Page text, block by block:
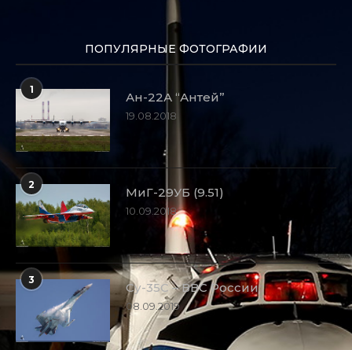
ПОПУЛЯРНЫЕ ФОТОГРАФИИ
1
Ан-22А “Антей”
19.08.2018
2
МиГ-29УБ (9.51)
10.09.2018
3
Су-35С – ВВС России
08.09.2019